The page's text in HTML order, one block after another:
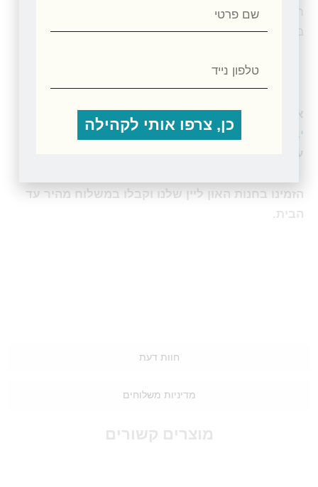
חוות דעת
מדיניות משלוחים
השוקולדים והמוצרים של הולי קקאו זכו בפרסים בתחרויות
בין-לאומיות.
אצלנו בחנות תנובת כנרת, תוכלו לרכושאגוזים ופירות
יבשים
, תמרים,דבש ממכוורת כנרת, סילאן טבעי
הזמינו בחנות האון ליין שלנו וקבלו במשלוח מהיר עד
הבית.
מוצרים קשורים
פרטי
נייד
כן, צרפו אותי לקהילה